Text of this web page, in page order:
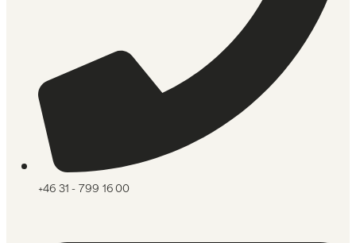
+46 31 - 799 16 00